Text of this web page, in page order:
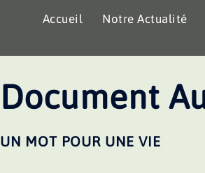
Accueil Notre Actualité
Document
UN MOT POUR UNE VIE